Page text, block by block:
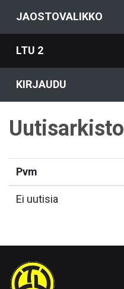
JAOSTOVALIKKO
LTU 2
KIRJAUDU
Uutisarkisto
Pvm
Ei uutisia